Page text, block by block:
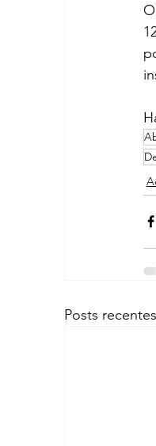
Posts recentes